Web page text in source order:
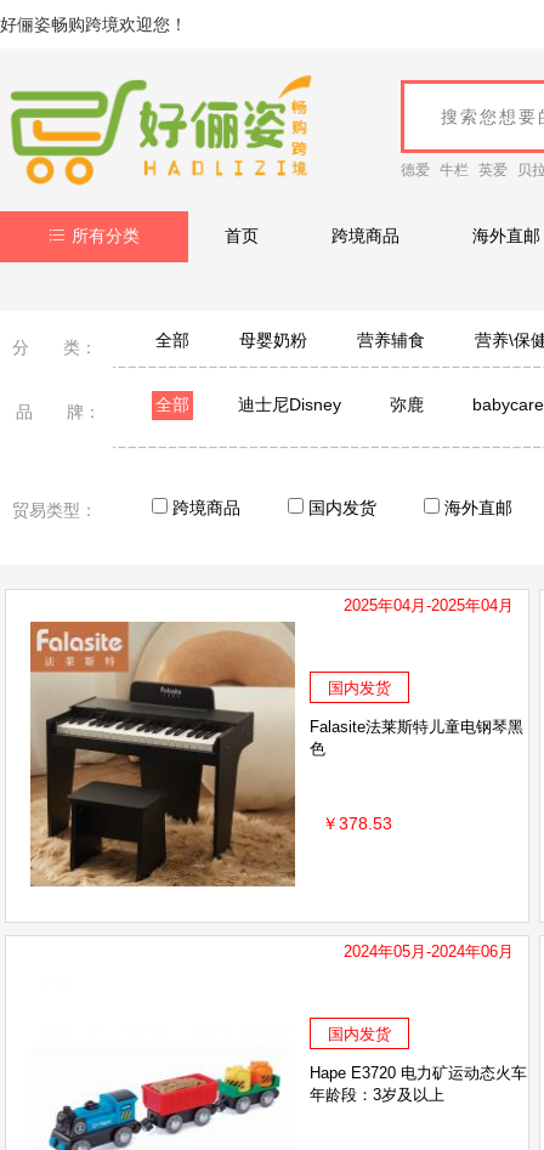
好俪姿畅购跨境欢迎您！
德爱 牛栏 英爱 贝
所有分类 首页 跨境商品 海外直邮
分 类： 全部 母婴奶粉 营养辅食 营养\保
品 牌： 全部 迪士尼Disney 弥鹿 babycare
贸易类型： 跨境商品 国内发货 海外直邮
2025年04月-2025年04月
国内发货
Falasite法莱斯特儿童电钢琴黑
色
￥378.53
2024年05月-2024年06月
国内发货
Hape E3720 电力矿运动态火车
年龄段：3岁及以上